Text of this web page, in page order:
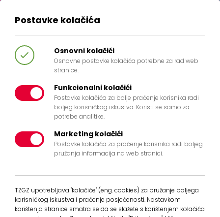
HR EN IT DE
404
exist any more. Pleases return to the
homepage.
Postavke kolačića
Osnovni kolačići
Osnovne postavke kolačića potrebne za rad web
stranice.
Funkcionalni kolačići
Postavke kolačića za bolje praćenje korisnika radi
boljeg korisničkog iskustva. Koristi se samo za
potrebe analitike.
Marketing kolačići
Postavke kolačića za praćenje korisnika radi boljeg
pružanja informacija na web stranici.
TZGZ upotrebljava "kolačiće" (eng. cookies) za pružanje boljega
korisničkog iskustva i praćenje posjećenosti. Nastavkom
korištenja stranice smatra se da se slažete s korištenjem kolačića